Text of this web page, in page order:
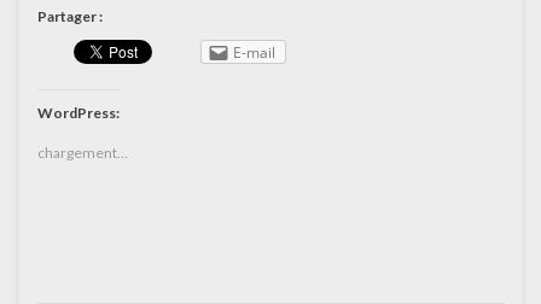
Partager :
E-mail
WordPress:
chargement…